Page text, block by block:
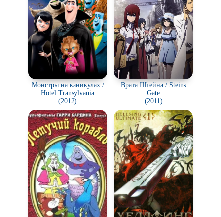
Монстры на каникулах /
Hotel Transylvania
(2012)
Врата Штейна / Steins
Gate
(2011)